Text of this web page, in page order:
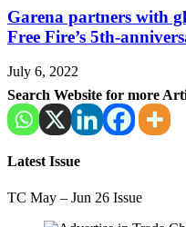
Garena partners with
Free Fire’s 5th-
July 6, 2022
Search Website for more
Latest Issue
TC May – Jun 26 Issue